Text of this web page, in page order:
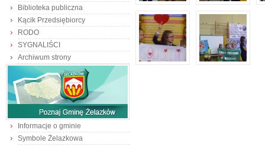
Biblioteka publiczna
Kącik Przedsiębiorcy
RODO
SYGNALIŚCI
Archiwum strony
Informacje o gminie
Symbole Żelazkowa